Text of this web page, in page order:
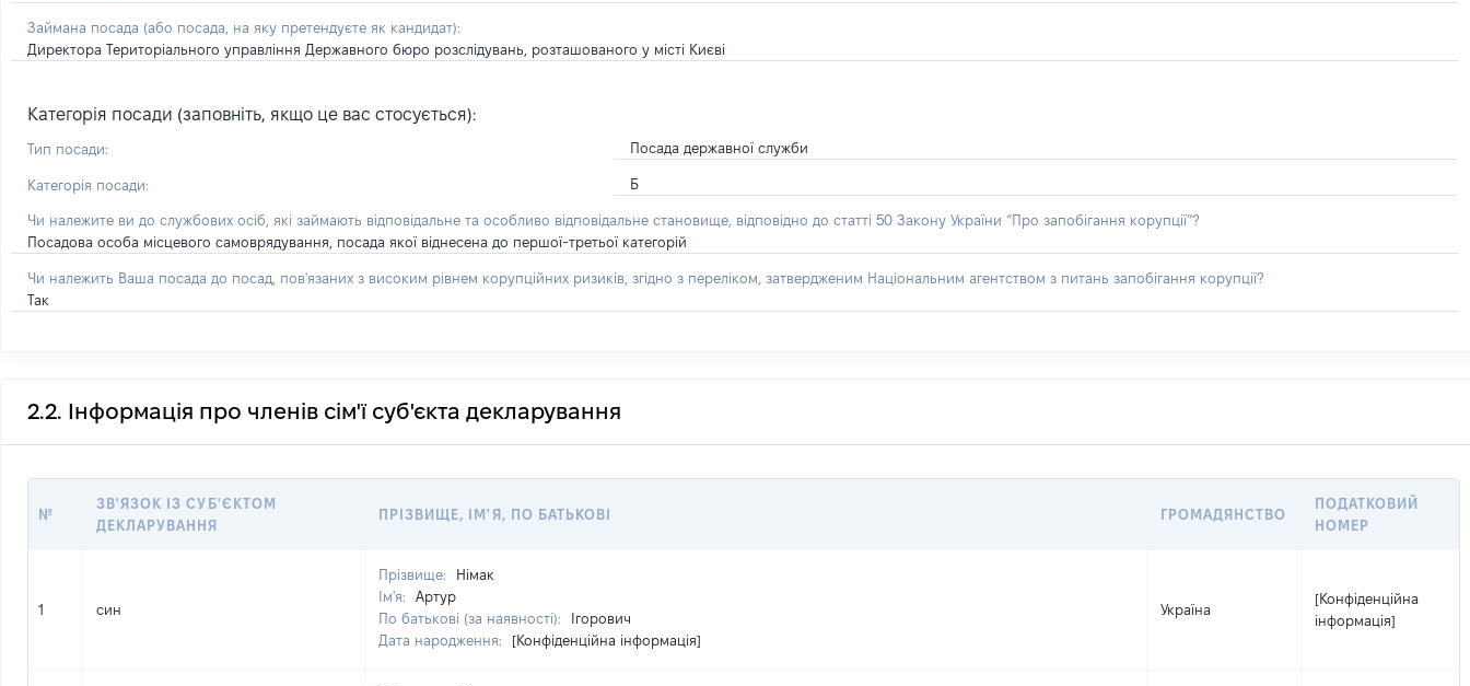
Займана посада (або посада, на яку претендуєте як кандидат):
Директора Територіального управління Державного бюро розслідувань, розташованого у місті Києві
Категорія посади (заповніть, якщо це вас стосується):
Тип посади: Посада державної служби
Категорія посади: Б
Чи належите ви до службових осіб, які займають відповідальне та особливо відповідальне становище, відповідно до статті 50 Закону України “Про запобігання корупції”?
Посадова особа місцевого самоврядування, посада якої віднесена до першої-третьої категорій
Чи належить Ваша посада до посад, пов'язаних з високим рівнем корупційних ризиків, згідно з переліком, затвердженим Національним агентством з питань запобігання корупції?
Так
2.2. Інформація про членів сім'ї суб'єкта декларування
№
ЗВ'ЯЗОК ІЗ СУБ'ЄКТОМ
ДЕКЛАРУВАННЯ
ПРІЗВИЩЕ, ІМ'Я, ПО БАТЬКОВІ ГРОМАДЯНСТВО
ПОДАТКОВИЙ
НОМЕР
1 син
Прізвище:
Німак
Ім'я:
Артур
По батькові (за наявності):
Ігорович
Дата народження:
[Конфіденційна інформація]
Україна
[Конфіденційна
інформація]